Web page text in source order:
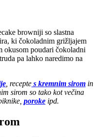
browniji so slastna
ki čokoladnim grižljajem
okusom poudari čokoladni
pa lahko naredimo na
, recepte s kremnim sirom in
sirom so tako kot večina
poroke ipd.